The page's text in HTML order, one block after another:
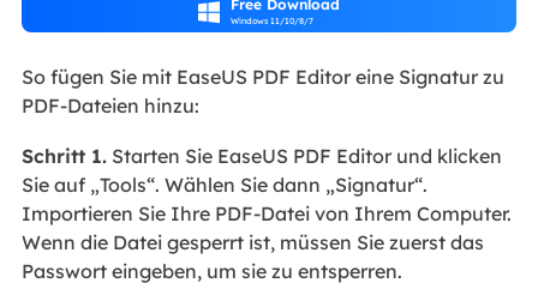
 Free Download
Windows 11/10/8/7
So fügen Sie mit EaseUS PDF Editor eine Signatur zu
PDF-Dateien hinzu:
Schritt 1.Starten Sie EaseUS PDF Editor und klicken
Sie auf „Tools“. Wählen Sie dann „Signatur“.
Importieren Sie Ihre PDF-Datei von Ihrem Computer.
Wenn die Datei gesperrt ist, müssen Sie zuerst das
Passwort eingeben, um sie zu entsperren.